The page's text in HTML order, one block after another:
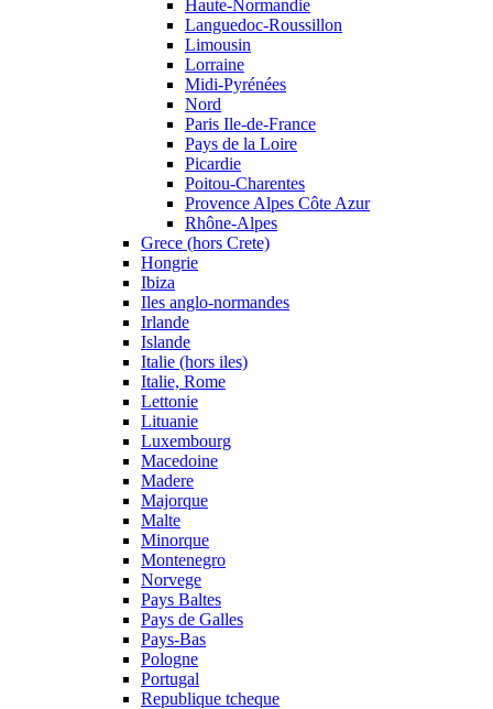
Haute-Normandie
Languedoc-Roussillon
Limousin
Lorraine
Midi-Pyrénées
Nord
Paris Ile-de-France
Pays de la Loire
Picardie
Poitou-Charentes
Provence Alpes Côte Azur
Rhône-Alpes
Grece (hors Crete)
Hongrie
Ibiza
Iles anglo-normandes
Irlande
Islande
Italie (hors iles)
Italie, Rome
Lettonie
Lituanie
Luxembourg
Macedoine
Madere
Majorque
Malte
Minorque
Montenegro
Norvege
Pays Baltes
Pays de Galles
Pays-Bas
Pologne
Portugal
Republique tcheque